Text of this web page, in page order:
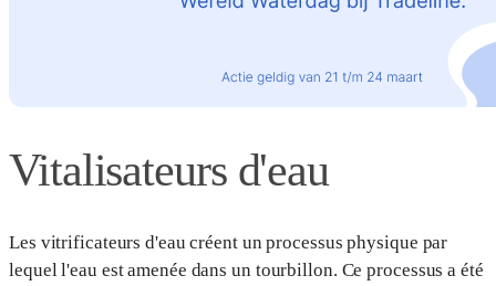
Vitalisateurs d'eau
Les vitrificateurs d'eau créent un processus physique par
lequel l'eau est amenée dans un tourbillon. Ce processus a été